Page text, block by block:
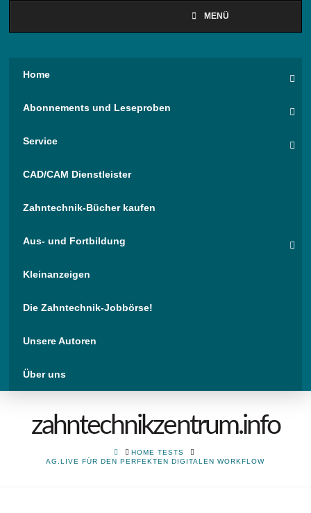
MENÜ
Home
Abonnements und Leseproben
Service
CAD/CAM Dienstleister
Zahntechnik-Bücher kaufen
Aus- und Fortbildung
Kleinanzeigen
Die Zahntechnik-Jobbörse!
Unsere Autoren
Über uns
zahntechnikzentrum.info
HOMEHOME TESTS
AG.LIVE FÜR DEN PERFEKTEN DIGITALEN WORKFLOW